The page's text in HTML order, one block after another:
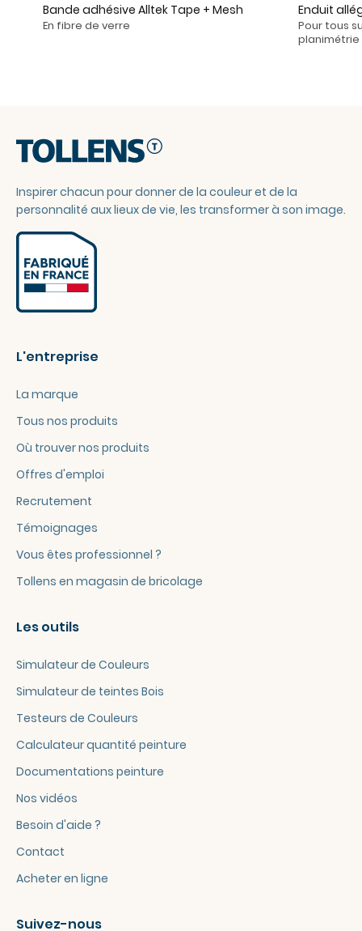
Bande adhésive Alltek Tape + Mesh
En fibre de verre
Enduit
Pour tous
planimétrie
Inspirer chacun pour donner de la couleur et de la
personnalité aux lieux de vie, les transformer à son image.
L'entreprise
La marque
Tous nos produits
Où trouver nos produits
Offres d'emploi
Recrutement
Témoignages
Vous êtes professionnel ?
Tollens en magasin de bricolage
Les outils
Simulateur de Couleurs
Simulateur de teintes Bois
Testeurs de Couleurs
Calculateur quantité peinture
Documentations peinture
Nos vidéos
Besoin d'aide ?
Contact
Acheter en ligne
Suivez-nous